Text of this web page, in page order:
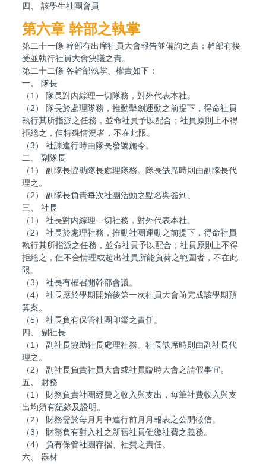
四、 該學生社團會員
第六章 幹部之執掌
第二十一條 幹部有出席社員大會報告並備詢之責；幹部有接
受並執行社員大會決議之責。
第二十二條 各幹部執掌、權責如下：
一、 隊長
（1） 隊長對內綜理一切隊務，對外代表本社。
（2） 隊長於處理隊務，推動擊劍運動之前提下，得命社員
執行其所指派之任務，並命社員予以配合；社員原則上不得
拒絕之，但特殊情況者，不在此限。
（3） 社課進行時由隊長發號施令。
二、 副隊長
（1） 副隊長協助隊長處理隊務。隊長缺席時則由副隊長代
理之。
（2） 副隊長負責每次社團活動之點名與簽到。
三、 社長
（1） 社長對內綜理一切社務，對外代表本社。
（2） 社長於處理社務，推動社團運動之前提下，得命社員
執行其所指派之任務，並命社員予以配合；社員原則上不得
拒絕之，但不合情理或超出社員所能負荷之範圍者，不在此
限。
（3） 社長有權召開幹部會議。
（4） 社長應於學期開始後第一次社員大會前完成該學期預
算案。
（5） 社長負有保管社團印鑑之責任。
四、 副社長
（1） 副社長協助社長處理社務。社長缺席時則由副社長代
理之。
（2） 副社長負責社員大會或社員臨時大會之請假事宜。
五、 財務
（1） 財務負責社團經費之收入與支出，每筆社費收入與支
出均須有紀錄及證明。
（2） 財務需於每月月中進行前月月報表之公開徵信。
（3） 財務負有對入社之新舊社員催繳社費之義務。
（4） 負有保管社團存摺、社費之責任。
六、 器材